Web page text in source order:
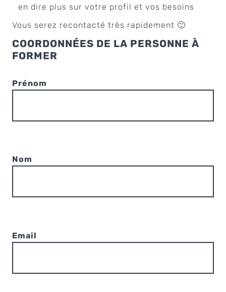
en dire plus sur votre profil et vos besoins
Vous serez recontacté très rapidement 🙂
COORDONNÉES DE LA PERSONNE À
FORMER
Prénom
Nom
Email